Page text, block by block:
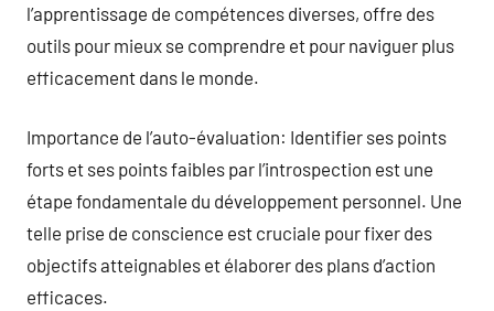
l’apprentissage de compétences diverses, offre des
outils pour mieux se comprendre et pour naviguer plus
efficacement dans le monde.
Importance de l’auto-évaluation: Identifier ses points
forts et ses points faibles par l’introspection est une
étape fondamentale du développement personnel. Une
telle prise de conscience est cruciale pour fixer des
objectifs atteignables et élaborer des plans d’action
efficaces.